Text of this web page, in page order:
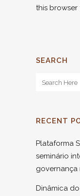
this browser
SEARCH
RECENT
Plataforma
seminário
governança
Dinâmica